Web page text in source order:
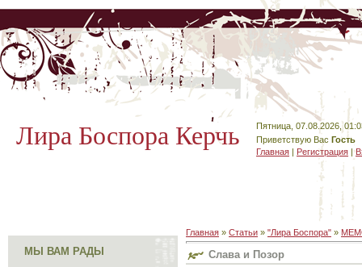
Лира Боспора Керчь
Пятница, 07.08.2026,
Приветствую Вас Гость
Главная | Регистрация |
МЫ ВАМ РАДЫ
Главная » Статьи » "Лира Боспора" »
Слава и Позор